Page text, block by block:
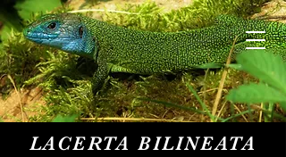
LACERTA BILINEATA